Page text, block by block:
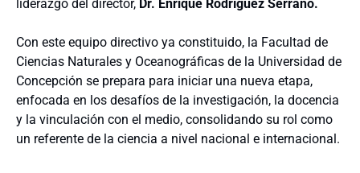
liderazgo del director, Dr. Enrique Rodríguez Serrano.
Con este equipo directivo ya constituido, la Facultad de
Ciencias Naturales y Oceanográficas de la Universidad de
Concepción se prepara para iniciar una nueva etapa,
enfocada en los desafíos de la investigación, la docencia
y la vinculación con el medio, consolidando su rol como
un referente de la ciencia a nivel nacional e internacional.